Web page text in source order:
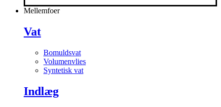
Mellemfoer
Vat
Bomuldsvat
Volumenvlies
Syntetisk vat
Indlæg